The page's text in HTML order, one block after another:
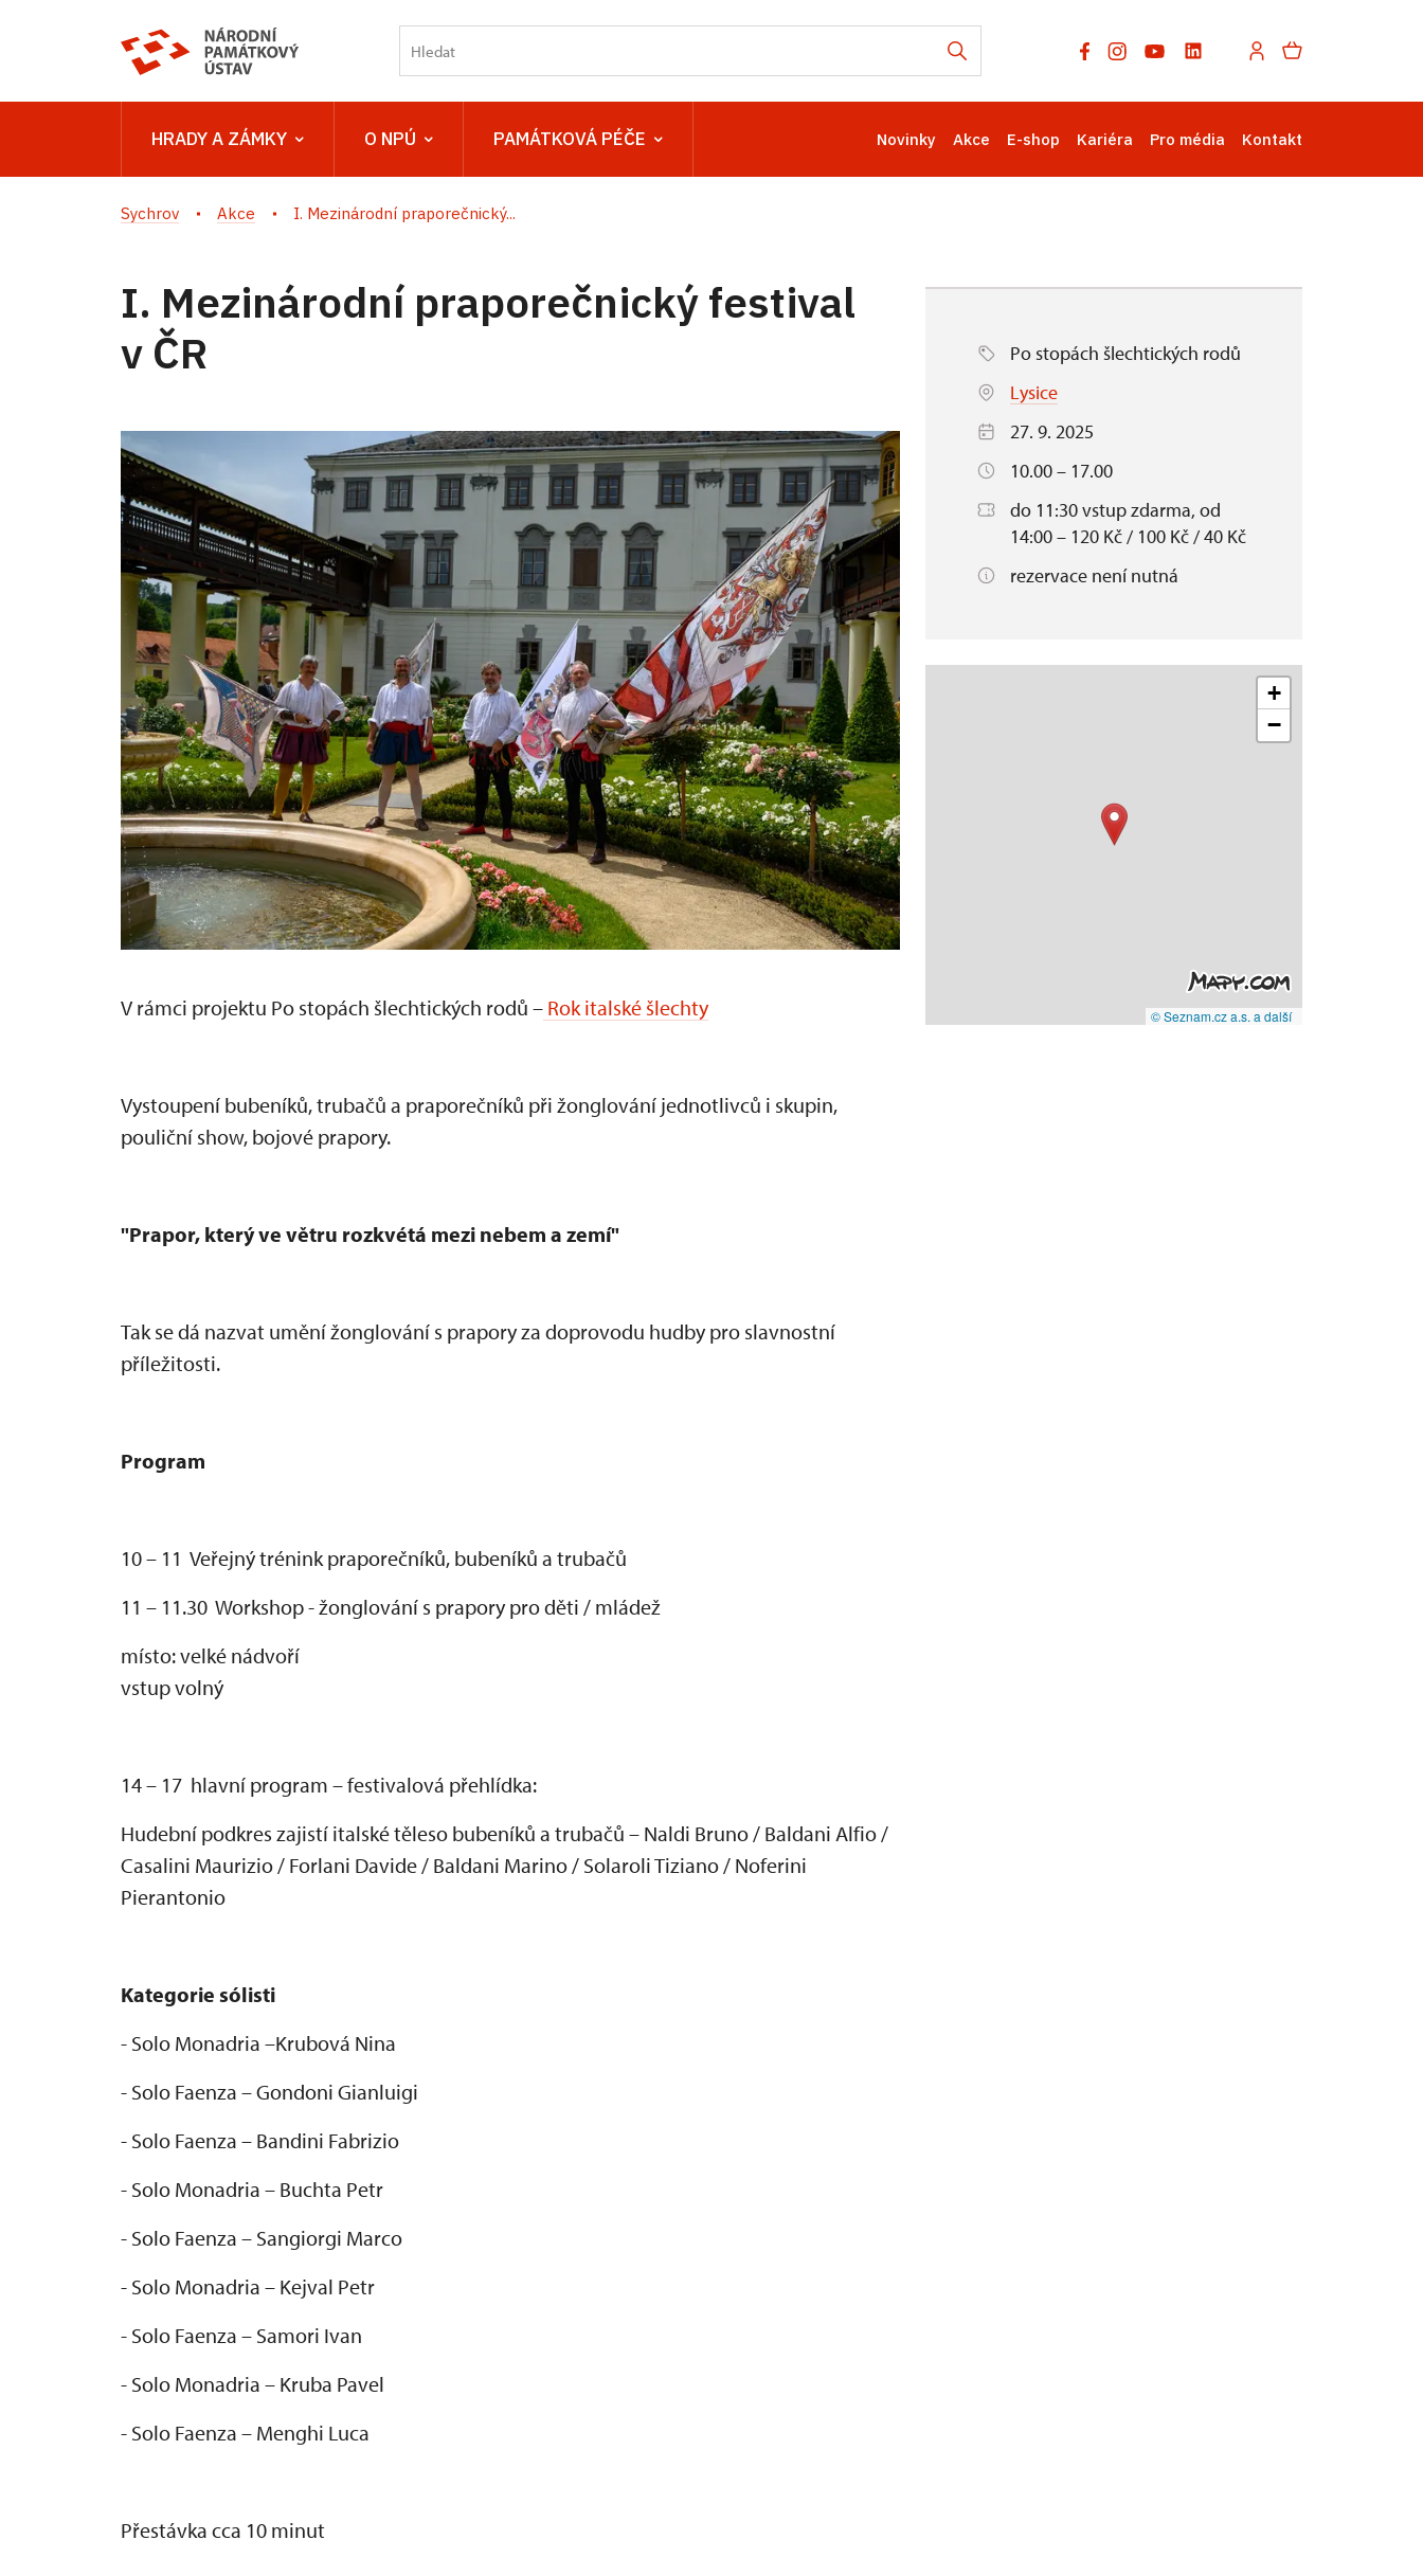
HRADY A ZÁMKY O NPÚ PAMÁTKOVÁ PÉČE Novinky Akce E-shop Kariéra Pro média Kontakt
Sychrov Akce I. Mezinárodní praporečnický...
I. Mezinárodní praporečnický festival
v ČR
V rámci projektu Po stopách šlechtických rodů – Rok italské šlechty
Vystoupení bubeníků, trubačů a praporečníků při žonglování jednotlivců i skupin,
pouliční show, bojové prapory.
"Prapor, který ve větru rozkvétá mezi nebem a zemí"
Tak se dá nazvat uměnížonglování s prapory za doprovodu hudby pro slavnostní
příležitosti.
Program
10 – 11 Veřejný trénink praporečníků, bubeníků a trubačů
11 – 11.30 Workshop - žonglování s prapory pro děti / mládež
místo:velké nádvoří
vstup volný
14 – 17 hlavní program – festivalová přehlídka:
Hudební podkres zajistí italské těleso bubeníků a trubačů – Naldi Bruno / Baldani Alfio /
Casalini Maurizio / Forlani Davide / Baldani Marino / Solaroli Tiziano / Noferini
Pierantonio
Kategorie sólisti
- Solo Monadria –Krubová Nina
- Solo Faenza – Gondoni Gianluigi
- Solo Faenza – Bandini Fabrizio
- Solo Monadria – Buchta Petr
- Solo Faenza – Sangiorgi Marco
- Solo Monadria – Kejval Petr
- Solo Faenza – Samori Ivan
- Solo Monadria – Kruba Pavel
- Solo Faenza – Menghi Luca
Přestávka cca 10 minut
Po stopách šlechtických rodů
Lysice
27. 9. 2025
10.00 – 17.00
do 11:30 vstup zdarma, od
14:00 – 120 Kč / 100 Kč / 40 Kč
rezervace není nutná
+
−
© Seznam.cz a.s. a další